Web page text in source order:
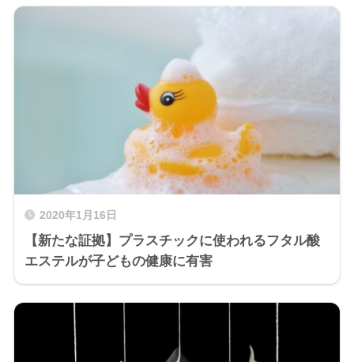
2020年1月16日
【新たな証拠】プラスチックに使われるフタル酸
エステルが子どもの健康に有害